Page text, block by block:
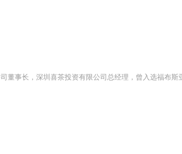
事长，深圳喜茶投资有限公司总经理，曾入选福布斯